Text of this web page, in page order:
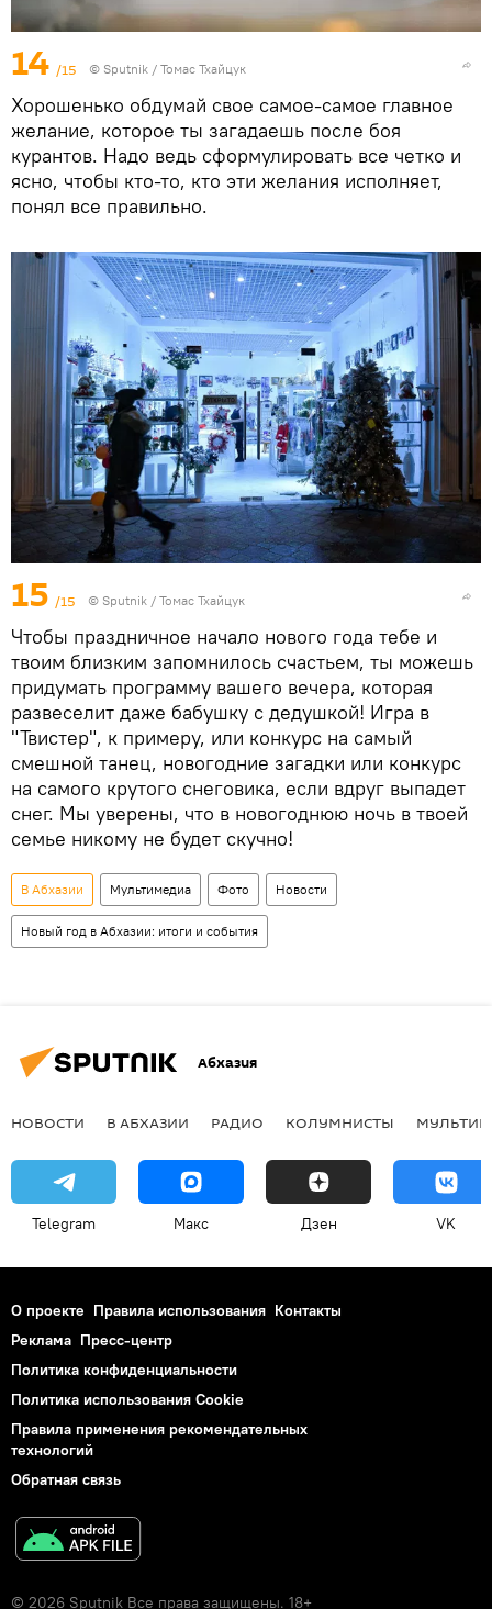
14 /15 © Sputnik / Томас Тхайцук
Хорошенько обдумай свое самое-самое главное
желание, которое ты загадаешь после боя
курантов. Надо ведь сформулировать все четко и
ясно, чтобы кто-то, кто эти желания исполняет,
понял все правильно.
15 /15 © Sputnik / Томас Тхайцук
Чтобы праздничное начало нового года тебе и
твоим близким запомнилось счастьем, ты можешь
придумать программу вашего вечера, которая
развеселит даже бабушку с дедушкой! Игра в
"Твистер", к примеру, или конкурс на самый
смешной танец, новогодние загадки или конкурс
на самого крутого снеговика, если вдруг выпадет
снег. Мы уверены, что в новогоднюю ночь в твоей
семье никому не будет скучно!
В Абхазии Мультимедиа Фото Новости
Новый год в Абхазии: итоги и события
Абхазия
НОВОСТИ В АБХАЗИИ РАДИО КОЛУМНИСТЫ
Telegram Макс Дзен VK
О проекте Правила использования Контакты
Реклама Пресс-центр
Политика конфиденциальности
Политика использования Cookie
Правила применения рекомендательных
технологий
Обратная связь
© 2026 Sputnik Все права защищены. 18+